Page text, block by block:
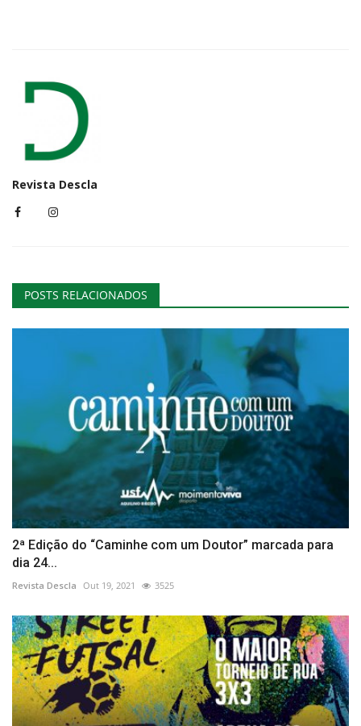
Revista Descla
POSTS RELACIONADOS
2ª Edição do “Caminhe com um Doutor” marcada para
dia 24...
Revista Descla Out 19, 2021 3525